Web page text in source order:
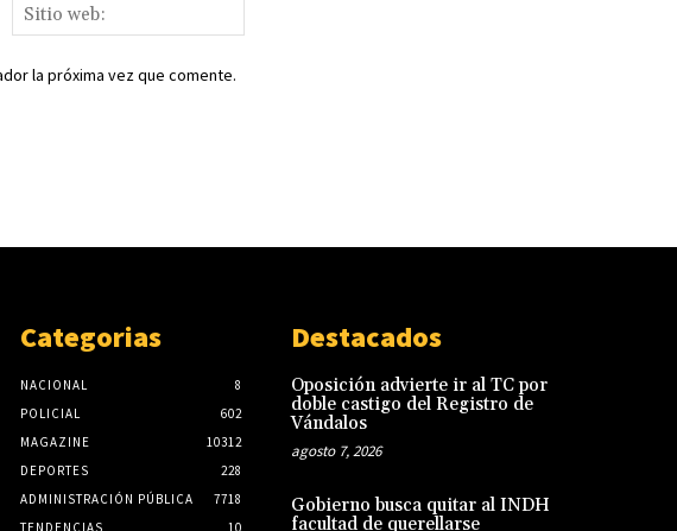
web:
la próxima vez que comente.
Categorias
NACIONAL
8
POLICIAL
602
MAGAZINE
10312
DEPORTES
228
ADMINISTRACIÓN PÚBLICA
7718
TENDENCIAS
10
Destacados
Oposición advierte ir al TC por
doble castigo del Registro de
Vándalos
agosto 7, 2026
Gobierno busca quitar al INDH
facultad de querellarse